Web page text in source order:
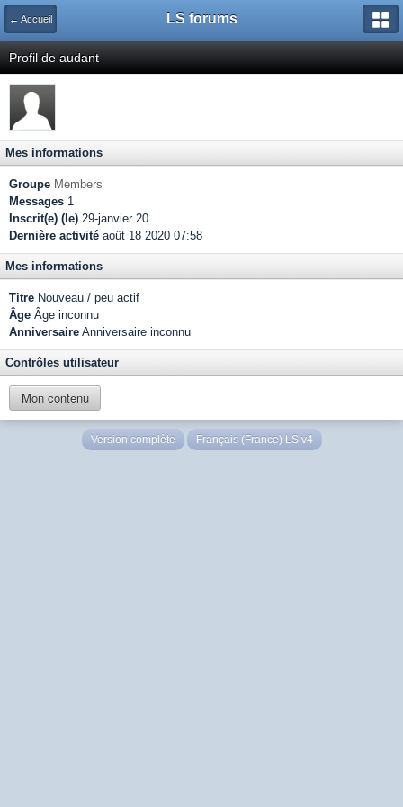
← Accueil LS forums
Profil de audant
Mes informations
Groupe Members
Messages 1
Inscrit(e) (le) 29-janvier 20
Dernière activité août 18 2020 07:58
Mes informations
Titre Nouveau / peu actif
Âge Âge inconnu
Anniversaire Anniversaire inconnu
Contrôles utilisateur
Mon contenu
Version complète Français (France) LS v4